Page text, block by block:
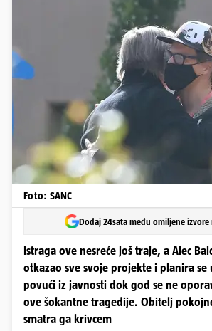
Foto: SANC
Dodaj 24sata među omiljene izvore
Istraga ove nesreće još traje, a Alec
otkazao sve svoje projekte i planira
povući iz javnosti dok god se ne
ove šokantne tragedije. Obitelj
smatra ga krivcem